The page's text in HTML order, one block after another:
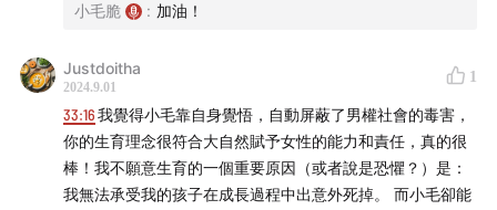
小毛脆 : 加油！
Justdoitha
2024.9.01
1
33:16我覺得小毛靠自身覺悟，自動屏蔽了男權社會的毒害，
你的生育理念很符合大自然賦予女性的能力和責任，真的很
棒！我不願意生育的一個重要原因（或者說是恐懼？）是：
我無法承受我的孩子在成長過程中出意外死掉。 而小毛卻能